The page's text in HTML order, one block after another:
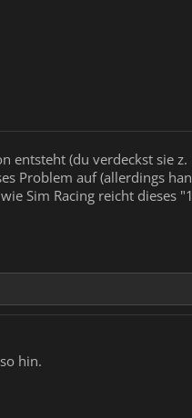
entsteht (du verdeckst sie
Problem auf (allerdings
Sim Racing reicht dieses
hin.